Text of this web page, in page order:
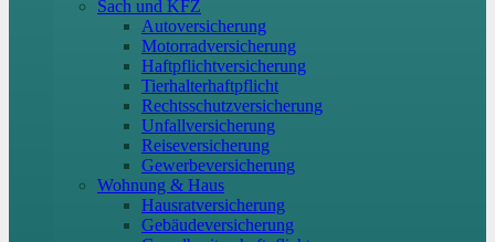
Sach und KFZ
Autoversicherung
Motorradversicherung
Haftpflichtversicherung
Tierhalterhaftpflicht
Rechtsschutzversicherung
Unfallversicherung
Reiseversicherung
Gewerbeversicherung
Wohnung & Haus
Hausratversicherung
Gebäudeversicherung